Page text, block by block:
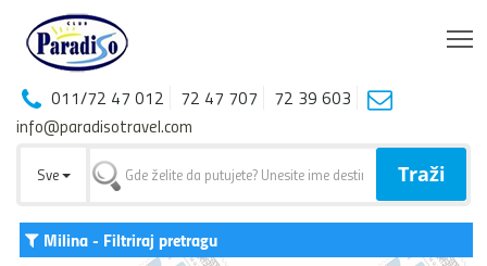
011/72 47 012 72 47 707
72 39 603
info@paradisotravel.com
Sve Traži
Milina- Filtriraj pretragu